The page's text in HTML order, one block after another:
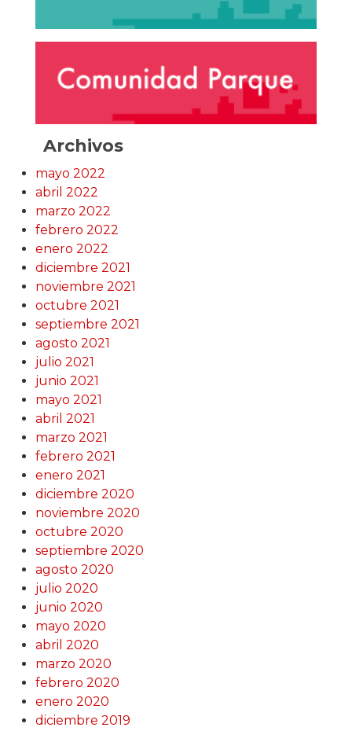
Archivos
mayo 2022
abril 2022
marzo 2022
febrero 2022
enero 2022
diciembre 2021
noviembre 2021
octubre 2021
septiembre 2021
agosto 2021
julio 2021
junio 2021
mayo 2021
abril 2021
marzo 2021
febrero 2021
enero 2021
diciembre 2020
noviembre 2020
octubre 2020
septiembre 2020
agosto 2020
julio 2020
junio 2020
mayo 2020
abril 2020
marzo 2020
febrero 2020
enero 2020
diciembre 2019